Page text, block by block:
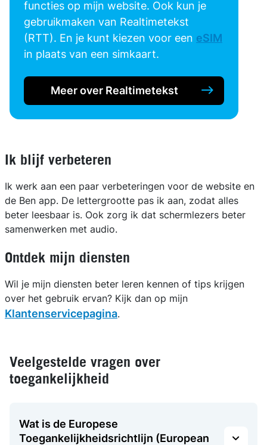
functies op mijn website. Ook kun je
gebruikmaken van Realtimetekst
(RTT). En je kunt kiezen voor een eSIM
in plaats van een simkaart.
Meer over Realtimetekst
Ik blijf verbeteren
Ik werk aan een paar verbeteringen voor de website en
de Ben app. De lettergrootte pas ik aan, zodat alles
beter leesbaar is. Ook zorg ik dat schermlezers beter
samenwerken met audio.
Ontdek mijn diensten
Wil je mijn diensten beter leren kennen of tips krijgen
over het gebruik ervan? Kijk dan op mijn
Klantenservicepagina.
Veelgestelde vragen over
toegankelijkheid
Wat is de Europese
Toegankelijkheidsrichtlijn (European